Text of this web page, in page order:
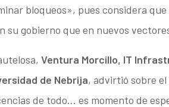
bloqueos», pues considera
su gobierno que en nuevos
Ventura Morcillo, IT
de Nebrija, advirtió sobre el
de todo… es momento de